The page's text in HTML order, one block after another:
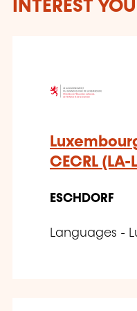
INTEREST YOU
CECRL (LA-
ESCHDORF
Languages -